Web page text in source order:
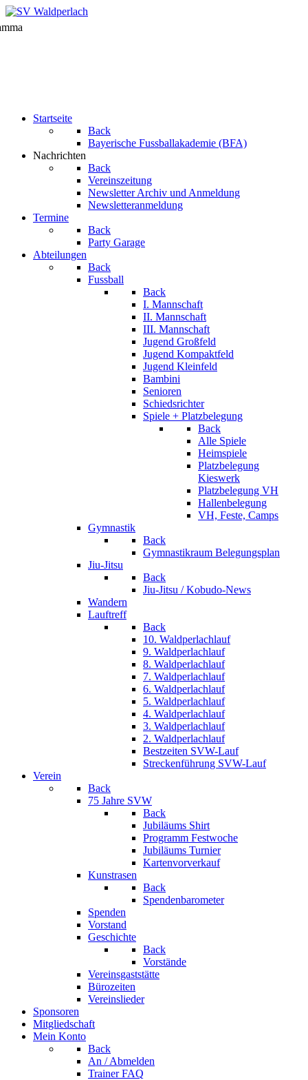
Startseite
Back
Bayerische Fussballakademie (BFA)
Nachrichten
Back
Vereinszeitung
Newsletter Archiv und Anmeldung
Newsletteranmeldung
Termine
Back
Party Garage
Abteilungen
Back
Fussball
Back
I. Mannschaft
II. Mannschaft
III. Mannschaft
Jugend Großfeld
Jugend Kompaktfeld
Jugend Kleinfeld
Bambini
Senioren
Schiedsrichter
Spiele + Platzbelegung
Back
Alle Spiele
Heimspiele
Platzbelegung
Kieswerk
Platzbelegung VH
Hallenbelegung
VH, Feste, Camps
Gymnastik
Back
Gymnastikraum Belegungsplan
Jiu-Jitsu
Back
Jiu-Jitsu / Kobudo-News
Wandern
Lauftreff
Back
10. Waldperlachlauf
9. Waldperlachlauf
8. Waldperlachlauf
7. Waldperlachlauf
6. Waldperlachlauf
5. Waldperlachlauf
4. Waldperlachlauf
3. Waldperlachlauf
2. Waldperlachlauf
Bestzeiten SVW-Lauf
Streckenführung SVW-Lauf
Verein
Back
75 Jahre SVW
Back
Jubiläums Shirt
Programm Festwoche
Jubiläums Turnier
Kartenvorverkauf
Kunstrasen
Back
Spendenbarometer
Spenden
Vorstand
Geschichte
Back
Vorstände
Vereinsgaststätte
Bürozeiten
Vereinslieder
Sponsoren
Mitgliedschaft
Mein Konto
Back
An / Abmelden
Trainer FAQ